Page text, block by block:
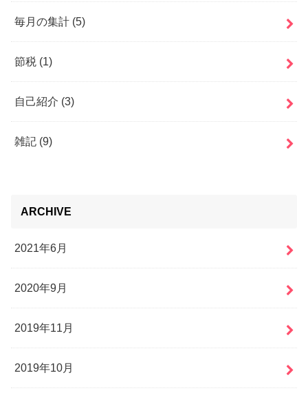
毎月の集計 (5)
節税 (1)
自己紹介 (3)
雑記 (9)
ARCHIVE
2021年6月
2020年9月
2019年11月
2019年10月